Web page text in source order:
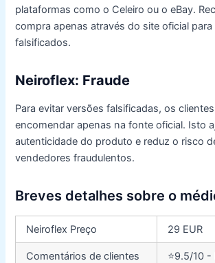
plataformas como o Celeiro ou o eBay.
compra apenas através do site oficial
falsificados.
Neiroflex: Fraude
Para evitar versões falsificadas, os
encomendar apenas na fonte oficial. Isto
autenticidade do produto e reduz o risco
vendedores fraudulentos.
Breves detalhes sobre o
Neiroflex Preço 29 EUR
Comentários de clientes ⭐9.5/10 -